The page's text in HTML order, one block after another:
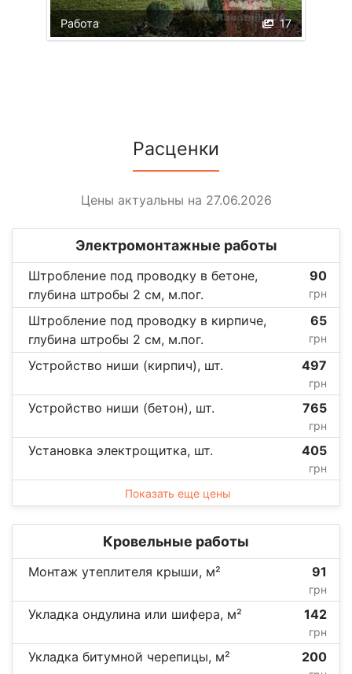
17
Работа
Расценки
Цены актуальны на 27.06.2026
Электромонтажные работы
Штробление под проводку в бетоне,
глубина штробы 2 см, м.пог.
90
грн
Штробление под проводку в кирпиче,
глубина штробы 2 см, м.пог.
65
грн
Устройство ниши (кирпич), шт. 497
грн
Устройство ниши (бетон), шт. 765
грн
Установка электрощитка, шт. 405
грн
Показать еще цены
Кровельные работы
Монтаж утеплителя крыши, м² 91
грн
Укладка ондулина или шифера, м² 142
грн
Укладка битумной черепицы, м² 200